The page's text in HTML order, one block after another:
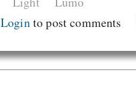
Loginto post comments